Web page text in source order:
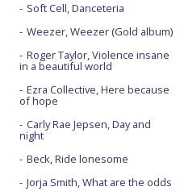
Soft Cell, Danceteria
Weezer, Weezer (Gold album)
Roger Taylor, Violence insane
in a beautiful world
Ezra Collective, Here because
of hope
Carly Rae Jepsen, Day and
night
Beck, Ride lonesome
Jorja Smith, What are the odds